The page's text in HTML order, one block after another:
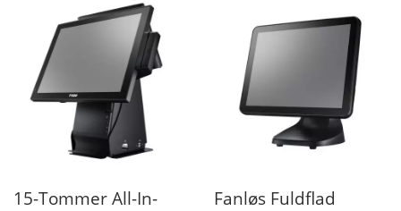
15-Tommer All-In-
Fanløs Fuldflad